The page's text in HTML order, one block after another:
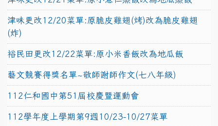
津味更改12/20菜單:原脆皮雞翅(烤)改為脆皮雞翅
(炸)
裕民田更改12/22菜單:原小米香飯改為地瓜飯
藝文競賽得獎名單~敬師謝師作文(七八年級)
112仁和國中第51屆校慶暨運動會
112學年度上學期第9週10/23-10/27菜單